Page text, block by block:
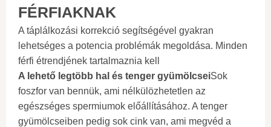
FÉRFIAKNAK
A táplálkozási korrekció segítségével gyakran
lehetséges a potencia problémák megoldása. Minden
férfi étrendjének tartalmaznia kell
A lehető legtöbb hal és tenger gyümölcseiSok
foszfor van bennük, ami nélkülözhetetlen az
egészséges spermiumok előállításához. A tenger
gyümölcseiben pedig sok cink van, ami megvéd a